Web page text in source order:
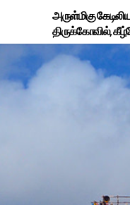
அருள்மிகு
திருக்கோவில்,